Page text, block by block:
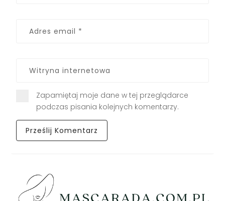
Zapamiętaj moje dane w tej przeglądarce
podczas pisania kolejnych komentarzy.